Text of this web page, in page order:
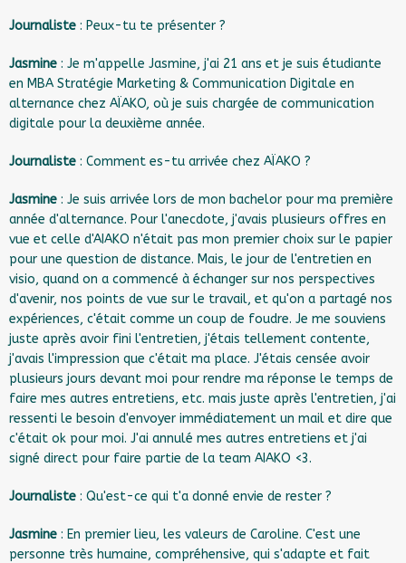
Journaliste : Peux-tu te présenter ?
Jasmine : Je m'appelle Jasmine, j'ai 21 ans et je suis étudiante
en MBA Stratégie Marketing & Communication Digitale en
alternance chez AÏAKO, où je suis chargée de communication
digitale pour la deuxième année.
Journaliste : Comment es-tu arrivée chez AÏAKO ?
Jasmine : Je suis arrivée lors de mon bachelor pour ma première
année d'alternance. Pour l'anecdote, j'avais plusieurs offres en
vue et celle d'AIAKO n'était pas mon premier choix sur le papier
pour une question de distance. Mais, le jour de l'entretien en
visio, quand on a commencé à échanger sur nos perspectives
d'avenir, nos points de vue sur le travail, et qu'on a partagé nos
expériences, c'était comme un coup de foudre. Je me souviens
juste après avoir fini l'entretien, j'étais tellement contente,
j'avais l'impression que c'était ma place. J'étais censée avoir
plusieurs jours devant moi pour rendre ma réponse le temps de
faire mes autres entretiens, etc. mais juste après l'entretien, j'ai
ressenti le besoin d'envoyer immédiatement un mail et dire que
c'était ok pour moi. J'ai annulé mes autres entretiens et j'ai
signé direct pour faire partie de la team AIAKO <3.
Journaliste : Qu'est-ce qui t'a donné envie de rester ?
Jasmine : En premier lieu, les valeurs de Caroline. C'est une
personne très humaine, compréhensive, qui s'adapte et fait